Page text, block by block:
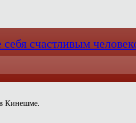
счастливым
в Кинешме.